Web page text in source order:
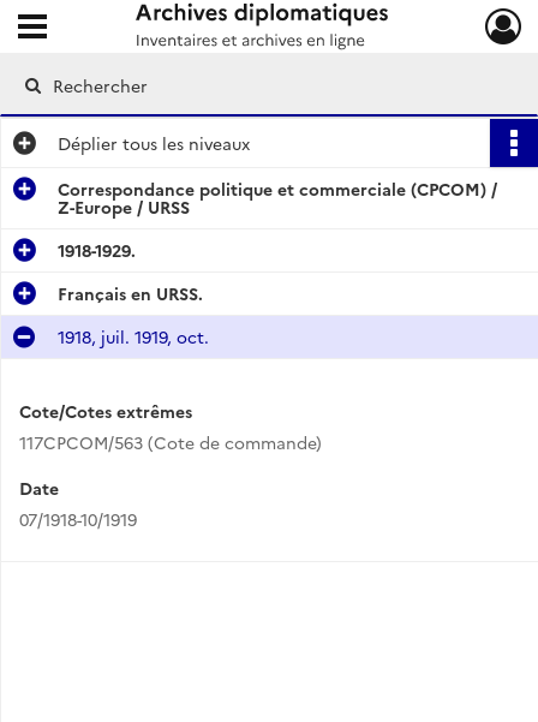
Archives diplomatiques
Ouvrir le menu déroulant
Déplier tous les niveaux
Correspondance politique et commerciale (CPCOM) /
Z-Europe / URSS
1918-1929.
Français en URSS.
1918, juil. 1919, oct.
Cote/Cotes extrêmes
117CPCOM/563 (Cote de commande)
Date
07/1918-10/1919